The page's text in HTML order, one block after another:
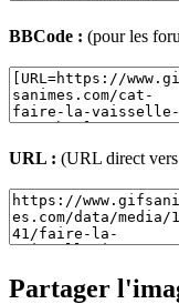
BBCode : (pour les
URL : (URL direct
Partager